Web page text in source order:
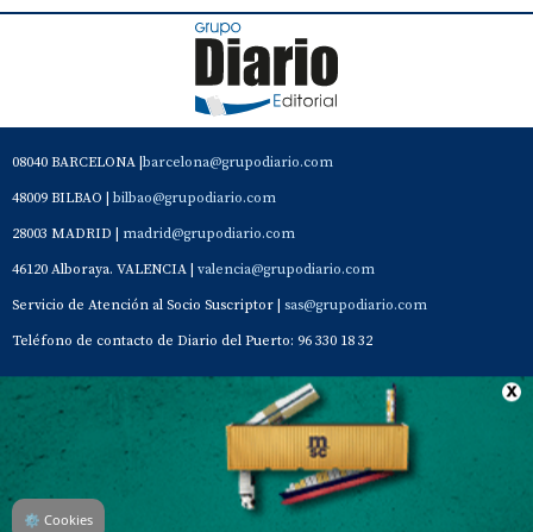
08040 BARCELONA | barcelona@grupodiario.com
48009 BILBAO | bilbao@grupodiario.com
28003 MADRID | madrid@grupodiario.com
46120 Alboraya. VALENCIA | valencia@grupodiario.com
Servicio de Atención al Socio Suscriptor | sas@grupodiario.com
Teléfono de contacto de Diario del Puerto: 96 330 18 32
Contacto Aviso Legal Quiénes somos Política de privacidad
⚙ Cookies